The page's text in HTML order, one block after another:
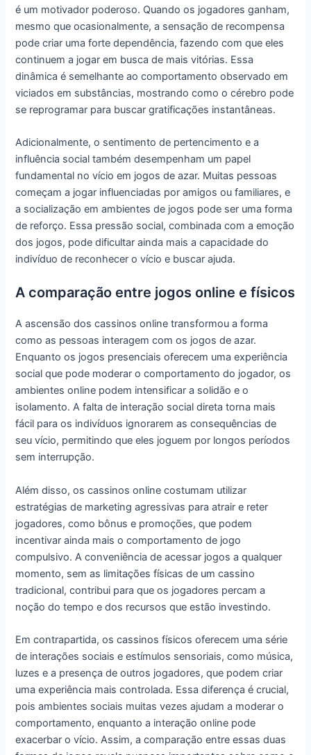
é um motivador poderoso. Quando os jogadores ganham,
mesmo que ocasionalmente, a sensação de recompensa
pode criar uma forte dependência, fazendo com que eles
continuem a jogar em busca de mais vitórias. Essa
dinâmica é semelhante ao comportamento observado em
viciados em substâncias, mostrando como o cérebro pode
se reprogramar para buscar gratificações instantâneas.
Adicionalmente, o sentimento de pertencimento e a
influência social também desempenham um papel
fundamental no vício em jogos de azar. Muitas pessoas
começam a jogar influenciadas por amigos ou familiares, e
a socialização em ambientes de jogos pode ser uma forma
de reforço. Essa pressão social, combinada com a emoção
dos jogos, pode dificultar ainda mais a capacidade do
indivíduo de reconhecer o vício e buscar ajuda.
A comparação entre jogos online e físicos
A ascensão dos cassinos online transformou a forma
como as pessoas interagem com os jogos de azar.
Enquanto os jogos presenciais oferecem uma experiência
social que pode moderar o comportamento do jogador, os
ambientes online podem intensificar a solidão e o
isolamento. A falta de interação social direta torna mais
fácil para os indivíduos ignorarem as consequências de
seu vício, permitindo que eles joguem por longos períodos
sem interrupção.
Além disso, os cassinos online costumam utilizar
estratégias de marketing agressivas para atrair e reter
jogadores, como bônus e promoções, que podem
incentivar ainda mais o comportamento de jogo
compulsivo. A conveniência de acessar jogos a qualquer
momento, sem as limitações físicas de um cassino
tradicional, contribui para que os jogadores percam a
noção do tempo e dos recursos que estão investindo.
Em contrapartida, os cassinos físicos oferecem uma série
de interações sociais e estímulos sensoriais, como música,
luzes e a presença de outros jogadores, que podem criar
uma experiência mais controlada. Essa diferença é crucial,
pois ambientes sociais muitas vezes ajudam a moderar o
comportamento, enquanto a interação online pode
exacerbar o vício. Assim, a comparação entre essas duas